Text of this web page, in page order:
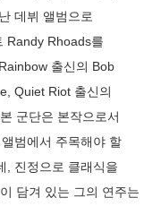
데뷔 앨범으로
Randy Rhoads를
출신의 Bob
Quiet Riot 출신의
군단은 본작으로서
범에서 주목해야 할
, 진정으로 클래식을
담겨 있는 그의 연주는